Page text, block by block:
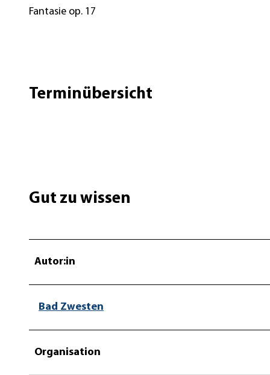
d
Fantasie op. 17
Terminübersicht
Gut zu wissen
Autor:in
Bad Zwesten
Organisation